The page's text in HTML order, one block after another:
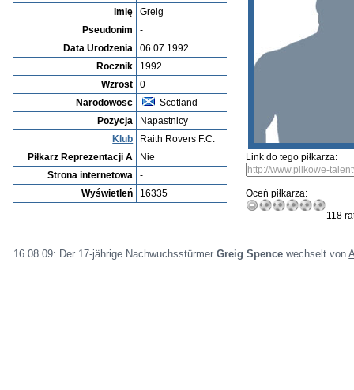
Imię
Greig
Pseudonim
-
Data Urodzenia
06.07.1992
Rocznik
1992
Wzrost
0
Narodowosc
Scotland
Pozycja
Napastnicy
Klub
Raith Rovers F.C.
Piłkarz Reprezentacji A
Nie
Strona internetowa
-
Wyświetleń
16335
Link do tego piłkarza:
Oceń piłkarza:
118
16.08.09: Der 17-jährige NachwuchsstürmerGreig Spence wechselt von